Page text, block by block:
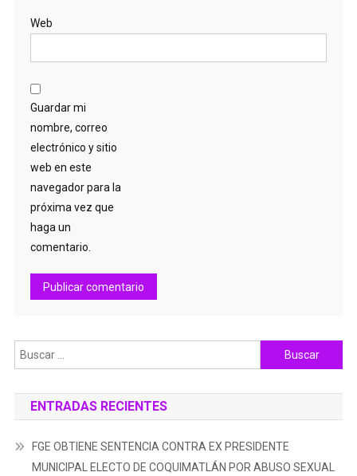
Web
Guardar mi
nombre, correo
electrónico y sitio
web en este
navegador para la
próxima vez que
haga un
comentario.
Buscar:
ENTRADAS RECIENTES
FGE OBTIENE SENTENCIA CONTRA EX PRESIDENTE
MUNICIPAL ELECTO DE COQUIMATLÁN POR ABUSO SEXUAL